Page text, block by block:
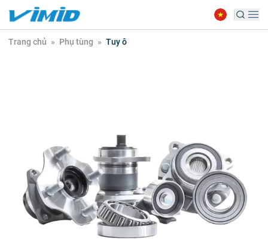
Trang chủ » Phụ tùng » Tuy ô